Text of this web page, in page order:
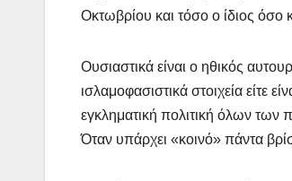
Οκτωβρίου και τόσο ο ίδιος
Ουσιαστικά είναι ο ηθικός
ισλαμοφασιστικά στοιχεία είτε
εγκληματική πολιτική όλων
Όταν υπάρχει «κοινό» πάντα